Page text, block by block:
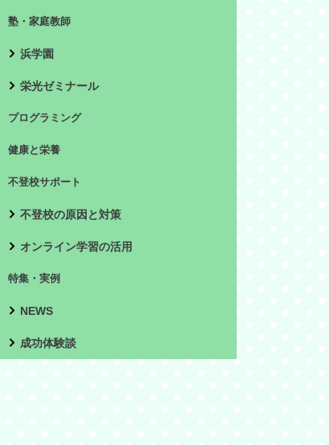
塾・家庭教師
浜学園
栄光ゼミナール
プログラミング
健康と栄養
不登校サポート
不登校の原因と対策
オンライン学習の活用
特集・実例
NEWS
成功体験談